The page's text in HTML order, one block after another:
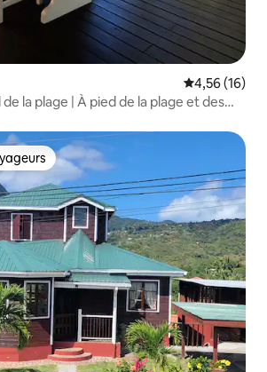
Évaluation
4,56 (16)
la plage | À pied de la plage et des